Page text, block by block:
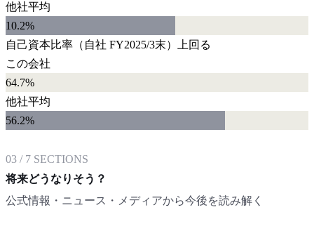
他社平均
10.2%
自己資本比率 （自社 FY2025/3末）
上回る
この会社
64.7%
他社平均
56.2%
03 / 7 SECTIONS
将来どうなりそう？
公式情報・ニュース・メディアから今後を読み解く